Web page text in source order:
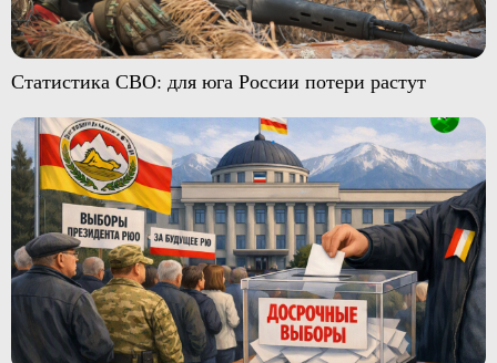
Статистика СВО: для юга России потери растут